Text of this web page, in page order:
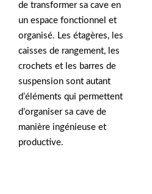
de transformer sa cave en
un espace fonctionnel et
organisé. Les étagères, les
caisses de rangement, les
crochets et les barres de
suspension sont autant
d’éléments qui permettent
d’organiser sa cave de
manière ingénieuse et
productive.